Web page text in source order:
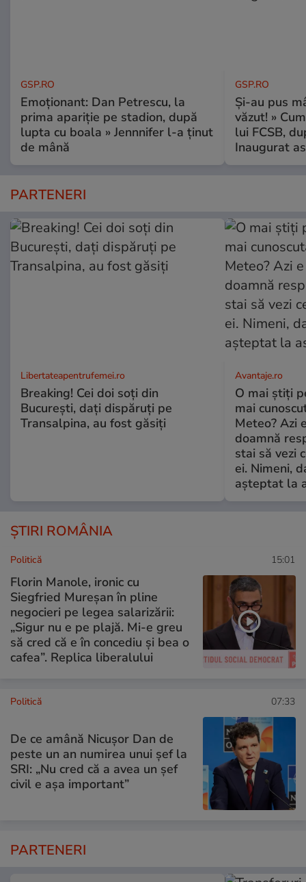
GSP.RO
Emoționant: Dan Petrescu, la
prima apariție pe stadion, după
lupta cu boala » Jennnifer l-a ținut
de mână
GSP.RO
Și-au pus
văzut! »
lui FCSB,
Inaugurat
PARTENERI
Libertateapentrufemei.ro
Breaking! Cei doi soți din
București, dați dispăruți pe
Transalpina, au fost găsiți
Avantaje.ro
O mai știți
mai
Meteo? Azi
doamnă
stai să vezi
ei. Nimeni,
așteptat la
ȘTIRI ROMÂNIA
Politică 15:01
Florin Manole, ironic cu
Siegfried Mureșan în pline
negocieri pe legea salarizării:
„Sigur nu e pe plajă. Mi-e greu
să cred că e în concediu și bea o
cafea”. Replica liberalului
Politică 07:33
De ce amână Nicușor Dan de
peste un an numirea unui șef la
SRI: „Nu cred că a avea un şef
civil e așa important”
PARTENERI